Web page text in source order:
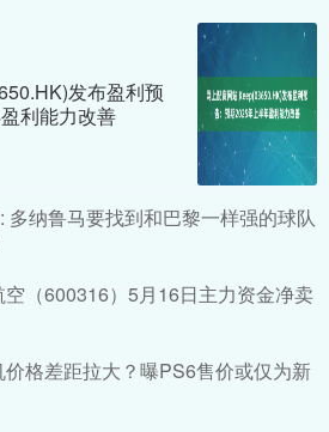
发布盈利预
利能力改善
多纳鲁马要找到和巴黎一样强的球队
（600316）5月16日主力资金净卖
格差距拉大？曝PS6售价或仅为新